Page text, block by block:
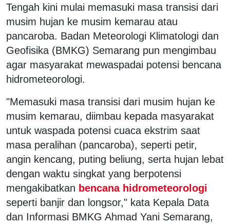
Tengah kini mulai memasuki masa transisi dari
musim hujan ke musim kemarau atau
pancaroba. Badan Meteorologi Klimatologi dan
Geofisika (BMKG) Semarang pun mengimbau
agar masyarakat mewaspadai potensi bencana
hidrometeorologi.
"Memasuki masa transisi dari musim hujan ke
musim kemarau, diimbau kepada masyarakat
untuk waspada potensi cuaca ekstrim saat
masa peralihan (pancaroba), seperti petir,
angin kencang, puting beliung, serta hujan lebat
dengan waktu singkat yang berpotensi
mengakibatkan bencana hidrometeorologi
seperti banjir dan longsor," kata Kepala Data
dan Informasi BMKG Ahmad Yani Semarang,